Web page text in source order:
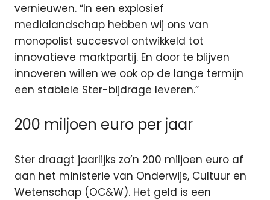
vernieuwen. “In een explosief
medialandschap hebben wij ons van
monopolist succesvol ontwikkeld tot
innovatieve marktpartij. En door te blijven
innoveren willen we ook op de lange termijn
een stabiele Ster-bijdrage leveren.”
200 miljoen euro per jaar
Ster draagt jaarlijks zo’n 200 miljoen euro af
aan het ministerie van Onderwijs, Cultuur en
Wetenschap (OC&W). Het geld is een